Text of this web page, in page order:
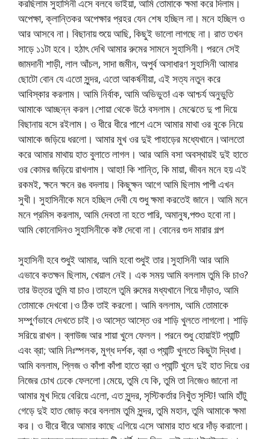
করছিলাম সুহাসিনী এসে বলবে ভাইয়া, আমি তোমাকে ক্ষমা করে দিলাম।
অপেক্ষা, ক্লান্তিকর অপেক্ষার প্রহর যেন শেষ হচ্ছিল না। মনে হচ্ছিল ও
আর আসবে না। বিছানায় শুয়ে আছি, কিছুই ভালো লাগছে না। রাত তখন
সাড়ে ১১টা হবে। হঠাৎ দেখি আমার রুমের সামনে সুহাসিনী। পরনে সেই
জামদানী শাড়ী, লাল আঁচল, সাদা জমীন, অপুর্ব অসাধারণ সুহাসিনী আমার
ছোটো বোন যে এতো সুন্দর, এতো আকর্ষনীয়া, এই সত্য নতুন করে
আবিস্কার করলাম। আমি নির্বাক, আমি অভিভুত! এক আশ্চর্য অনুভুতি
আমাকে আচ্ছন্ন করল।শোয়া থেকে উঠে বসলাম। মেঝেতে দু পা দিয়ে
বিছানায় বসে রইলাম। ও ধীরে ধীরে পাশে এসে আমার মাথা ওর বুকে নিয়ে
আমাকে জড়িয়ে ধরলো। আমার মুখ ওর দুই পাহাড়ের মধ্যেখানে।আলতো
করে আমার মাথায় হাত বুলাতে লাগল। আর আমি বসা অবস্থায়ই দুই হাতে
ওর কোমর জড়িয়ে রাখলাম। আহা! কি শান্তি, কি মায়া, জীবন মনে হয় এই
রকমই, ক্ষনে ক্ষনে রঙ বদলায়। কিছুক্ষন আগে আমি ছিলাম পাপী এখন
সুখী। সুহাসিনীকে মনে হচ্ছিল দেবী যে শুধু ক্ষমা করতেই জানে। আমি মনে
মনে প্রমিস করলাম, আমি দেবতা না হতে পারি, অমানুষ,পশুও হবো না।
আমি কোনোদিনও সুহাসিনীকে কষ্ট দেবো না। বোনের গুদ মারার গল্প
সুহাসিনী হবে শুধুই আমার, আমি হবো শুধুই তার।সুহাসিনী আর আমি
এভাবে কতক্ষন ছিলাম, খেয়াল নেই। এক সময় আমি বললাম তুমি কি চাও?
তার উত্তর তুমি যা চাও।তাহলে তুমি রুমের মধ্যখানে গিয়ে দাঁড়াও, আমি
তোমাকে দেখবো।ও ঠিক তাই করলো। আমি বললাম, আমি তোমাকে
সম্পুর্ণভাবে দেখতে চাই।ও আস্তে আস্তে ওর শাড়ি খুলতে লাগলো। শাড়ি
সরিয়ে রাখল। ব্লাউজ আর শায়া খুলে ফেলল। পরনে শুধু হোয়াইট প্যান্টি
এবং ব্রা; আমি নিঃস্পলক, মুগ্ধ দর্শক, ব্রা ও প্যান্টি খুলতে কিছুটা দ্বিধা।
আমি বললাম, প্লিজ ও কাঁপা কাঁপা হাতে ব্রা ও প্যান্টি খুলে দুই হাত দিয়ে ওর
নিজের চোখ ঢেকে ফেললো।মেয়ে, তুমি যে কি, তুমি তা নিজেও জানো না
আমার মুখ দিয়ে বেরিয়ে এলো, এত সুন্দর, সৃস্টিকর্তার নিখুঁত সৃস্টি! আমি হাঁটু
গেড়ে দুই হাত জোড় করে বললাম তুমি সুন্দর, তুমি মহান, তুমি আমাকে ক্ষমা
কর। ও ধীরে ধীরে আমার কাছে এগিয়ে এসে আমার হাত ধরে দাঁড় করালো।